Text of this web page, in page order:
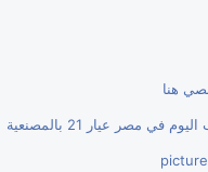
هنا
في مصر عيار 21 بالمصنعية